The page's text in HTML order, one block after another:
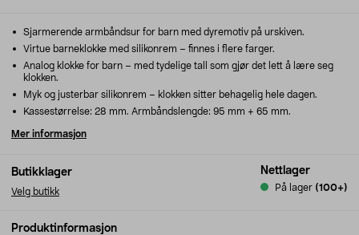
Butikklager
Velg butikk
Nettlager
På lager (100+)
Sjarmerende armbåndsur for barn med dyremotiv på urskiven.
Virtue barneklokke med silikonrem – finnes i flere farger.
Analog klokke for barn – med tydelige tall som gjør det lett å lære seg
klokken.
Myk og justerbar silikonrem – klokken sitter behagelig hele dagen.
Kassestørrelse: 28 mm. Armbåndslengde: 95 mm + 65 mm.
Mer informasjon
Produktinformasjon